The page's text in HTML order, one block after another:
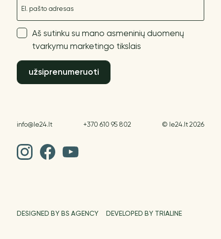
Aš sutinku su mano asmeninių duomenų
tvarkymu marketingo tikslais
užsiprenumeruoti
info@le24.lt +370 610 95 802 © le24.lt 2026
DESIGNED BY BS AGENCY DEVELOPED BY TRIALINE